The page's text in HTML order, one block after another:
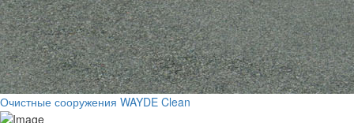
Очистные сооружения WAYDE Clean